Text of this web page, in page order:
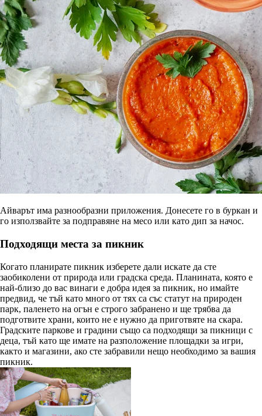
Айварът има разнообразни приложения. Донесете го в буркан и
го използвайте за подправяне на месо или като дип за начос.
Подходящи места за пикник
Когато планирате пикник изберете дали искате да сте
заобиколени от природа или градска среда. Планината, която е
най-близо до вас винаги е добра идея за пикник, но имайте
предвид, че тъй като много от тях са със статут на природен
парк, паленето на огън е строго забранено и ще трябва да
подготвите храни, които не е нужно да приготвяте на скара.
Градските паркове и градини също са подходящи за пикници с
деца, тъй като ще имате на разположение площадки за игри,
както и магазини, ако сте забравили нещо необходимо за вашия
пикник.